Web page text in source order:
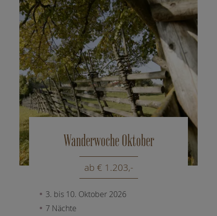
Wanderwoche Oktober
ab € 1.203,-
3. bis 10. Oktober 2026
7 Nächte